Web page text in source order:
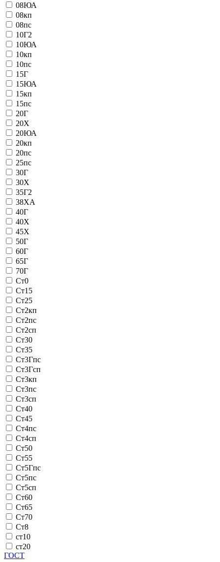
08ЮА
08кп
08пс
10Г2
10ЮА
10кп
10пс
15Г
15ЮА
15кп
15пс
20Г
20Х
20ЮА
20кп
20пс
25пс
30Г
30Х
35Г2
38ХА
40Г
40Х
45Х
50Г
60Г
65Г
70Г
Ст0
Ст15
Ст25
Ст2кп
Ст2пс
Ст2сп
Ст30
Ст35
Ст3Гпс
Ст3Гсп
Ст3кп
Ст3пс
Ст3сп
Ст40
Ст45
Ст4пс
Ст4сп
Ст50
Ст55
Ст5Гпс
Ст5пс
Ст5сп
Ст60
Ст65
Ст70
Ст8
ст10
ст20
ГОСТ